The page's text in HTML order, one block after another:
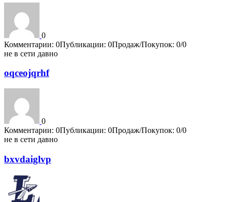
0
Комментарии: 0Публикации: 0Продаж/Покупок: 0/0
не в сети давно
oqceojqrhf
0
Комментарии: 0Публикации: 0Продаж/Покупок: 0/0
не в сети давно
bxvdaiglvp